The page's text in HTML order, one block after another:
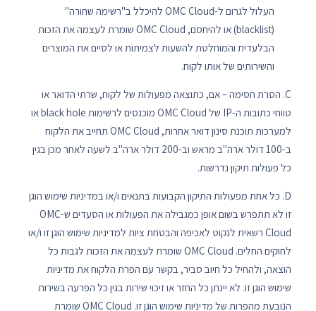
העלול לגרום ל-OMC Cloud להיכלל ב"רשימה שחורה"
(blacklist) או להיחסם, OMC Cloud שומרת לעצמה את הזכות
הבלעדית והמוחלטת להשעות לצמיתות או לסיים את המוצרים
והשירותים של אותו לקוח.
C. הסרת חסימה – אם, כתוצאה מפעולות של לקוח, שרתי הדואר או
טווחי כתובות ה-IP של OMC Cloud מוכנסים לרשימות black hole או
למערכות תוכנת סינון דואר אחרות, OMC Cloud תחייב את הלקוח
ב-100 דולר ארה"ב מראש וב-200 דולר ארה"ב לשעה לאחר מכן בגין
כל פעולות תיקון נדרשות.
D. כל אחת מפעולות התיקון הקבועות בתנאים ו/או במדיניות שימוש הוגן
זו לא תתפרש בשום אופן כמגבילה את הפעולות או הסעדים ש-OMC
Cloud רשאית לנקוט לאכיפה והבטחת ציות למדיניות שימוש הוגן זו ו/או
לחוקים החלים. OMC Cloud שומרת לעצמה את הזכות לגבות כל
הוצאה, ולהחיל כל חיוב סביר, בקשר עם הפרת הלקוח את מדיניות
שימוש הוגן זו. לא יינתן כל החזר או זיכוי שירות בגין כל הפרעה בשירות
הנובעת מהפרות של מדיניות שימוש הוגן זו. OMC Cloud שומרת